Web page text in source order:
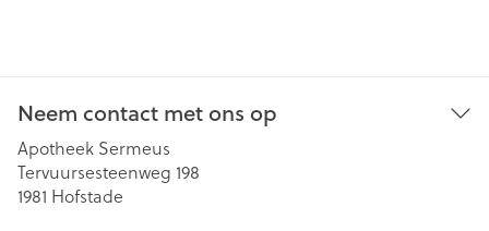
Neem contact met ons op
Apotheek Sermeus
Tervuursesteenweg 198
1981 Hofstade